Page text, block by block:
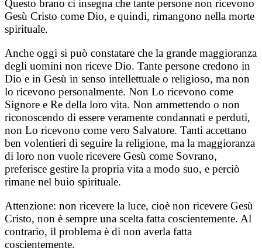
Questo brano ci insegna che tante persone non ricevono
Gesù Cristo come Dio, e quindi, rimangono nella morte
spirituale.
Anche oggi si può constatare che la grande maggioranza
degli uomini non riceve Dio. Tante persone credono in
Dio e in Gesù in senso intellettuale o religioso, ma non
lo ricevono personalmente. Non Lo ricevono come
Signore e Re della loro vita. Non ammettendo o non
riconoscendo di essere veramente condannati e perduti,
non Lo ricevono come vero Salvatore. Tanti accettano
ben volentieri di seguire la religione, ma la maggioranza
di loro non vuole ricevere Gesù come Sovrano,
preferisce gestire la propria vita a modo suo, e perciò
rimane nel buio spirituale.
Attenzione: non ricevere la luce, cioè non ricevere Gesù
Cristo, non è sempre una scelta fatta coscientemente. Al
contrario, il problema è di non averla fatta
coscientemente.